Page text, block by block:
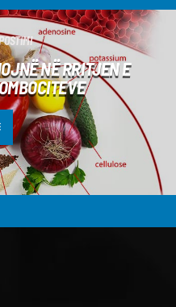
NË RRITJEN E